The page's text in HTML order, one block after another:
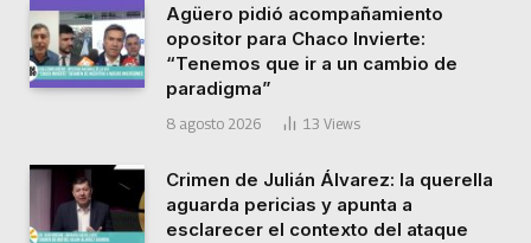
Agüero pidió acompañamiento
opositor para Chaco Invierte:
“Tenemos que ir a un cambio de
paradigma”
8 agosto 2026 13 Views
Crimen de Julián Álvarez: la querella
aguarda pericias y apunta a
esclarecer el contexto del ataque